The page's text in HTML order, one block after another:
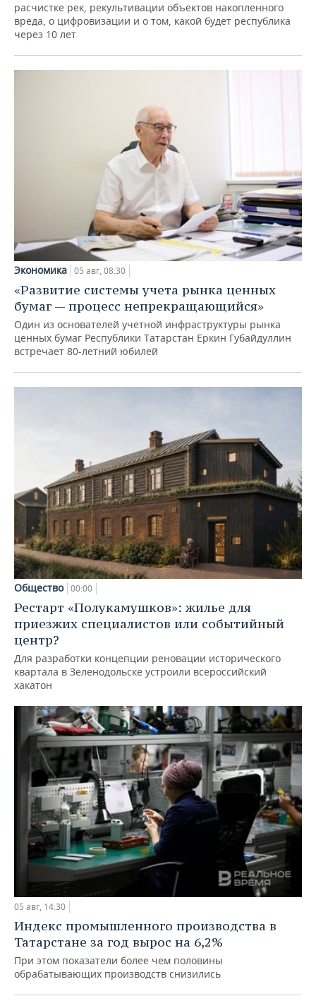
расчистке рек, рекультивации объектов накопленного
вреда, о цифровизации и о том, какой будет республика
через 10 лет
Экономика 05 авг, 08:30
«Развитие системы учета рынка ценных
бумаг — процесс непрекращающийся»
Один из основателей учетной инфраструктуры рынка
ценных бумаг Республики Татарстан Еркин Губайдуллин
встречает 80-летний юбилей
Общество 00:00
Рестарт «Полукамушков»: жилье для
приезжих специалистов или событийный
центр?
Для разработки концепции реновации исторического
квартала в Зеленодольске устроили всероссийский
хакатон
05 авг, 14:30
Индекс промышленного производства в
Татарстане за год вырос на 6,2%
При этом показатели более чем половины
обрабатывающих производств снизились